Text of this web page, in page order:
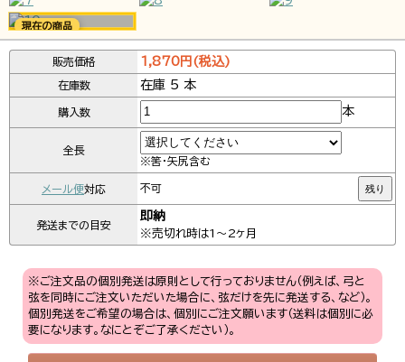
販売価格 1,870円(税込)
在庫数 在庫 5 本
購入数 本
全長
※筈・矢尻含む
メール便対応 不可 残り
発送までの目安
即納
※売切れ時は1～2ヶ月
※ご注文品の個別発送は原則として行っておりません（例えば、弓と
弦を同時にご注文いただいた場合に、弦だけを先に発送する、など）。
個別発送をご希望の場合は、個別にご注文願います（送料は個別に必
要になります。なにとぞご了承ください）。